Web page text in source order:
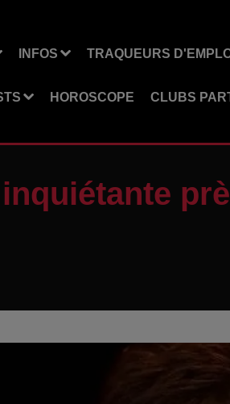
INFOS TRAQUEURS
HOROSCOPE CLUBS